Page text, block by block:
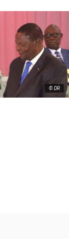
© DR